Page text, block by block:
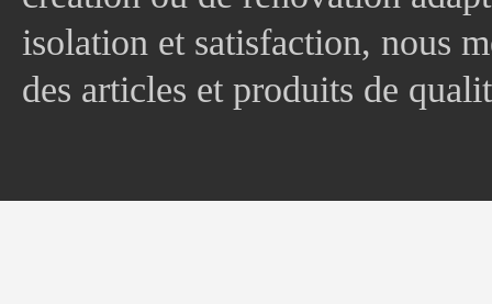
isolation et satisfaction, nous
des articles et produits de